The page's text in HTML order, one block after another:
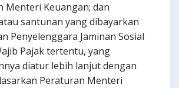
Menteri Keuangan; dan
santunan yang dibayarkan
Penyelenggara Jaminan Sosial
Pajak tertentu, yang
diatur lebih lanjut dengan
Peraturan Menteri